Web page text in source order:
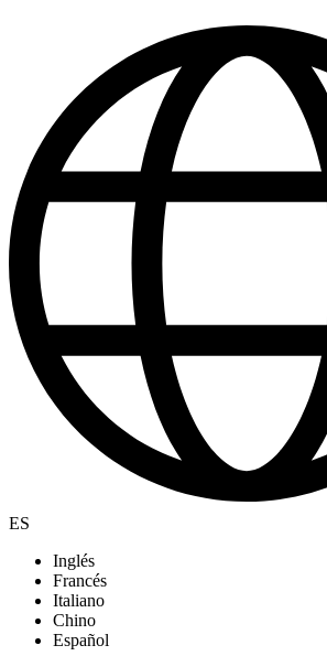
ES
Inglés
Francés
Italiano
Chino
Español